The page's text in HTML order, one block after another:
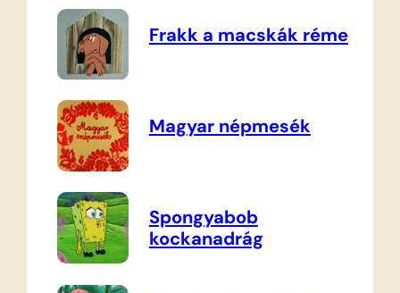
Frakk a macskák réme
Magyar népmesék
Spongyabob
kockanadrág